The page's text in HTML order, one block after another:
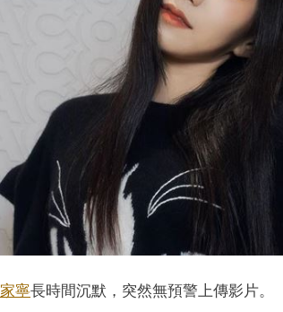
家寧長時間沉默，突然無預警上傳影片。